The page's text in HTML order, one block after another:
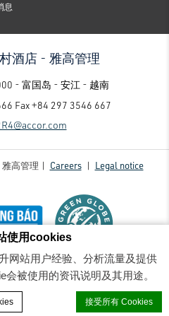
使用cookies
网站用户经验、分析流量及提供
被使用的资讯说明及其用途。
接受所有 Cookies
息
酒店 - 雅高管理
- 富国岛 - 安江 - 越南
Fax+84 297 3546 667
高管理 | Careers| Legal notice
family-friendly resort - pv1 (1)-min (1)
A ROOM